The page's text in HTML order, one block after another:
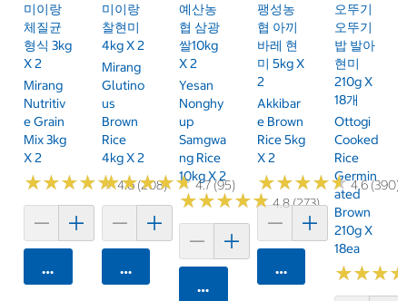
미이랑
체질균
형식 3kg
X 2
Mirang
Nutritiv
E Grain
Mix 3kg
X 2
★★★★★
★★★★★4.6 (208)
카트에 담기
미이랑
찰현미
4kg X 2
Mirang
Glutino
Us
Brown
Rice
4kg X 2
★★★★★
★★★★★4.7 (95)
카트에 담기
예산농
협 삼광
쌀10kg
X 2
Yesan
Nonghy
Up
Samgwa
Ng Rice
10kg X 2
★★★★★
★★★★★4.8 (273)
카트에 담기
팽성농
협 아끼
바레 현
미 5kg X
2
Akkibar
E Brown
Rice 5kg
X 2
★★★★★
★★★★★4.6 (390)
카트에 담기
오뚜기
오뚜기
밥 발아
현미
210g X
18개
Ottogi
Cooked
Rice
Germin
Ated
Brown
210g X
18ea
★★★
★★★